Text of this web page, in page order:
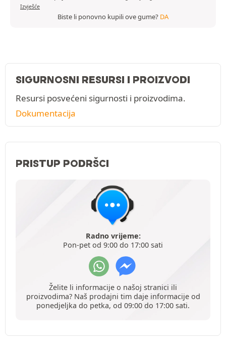
Izvješće
Biste li ponovno kupili ove gume? DA
SIGURNOSNI RESURSI I PROIZVODI
Resursi posvećeni sigurnosti i proizvodima.
Dokumentacija
PRISTUP PODRŠCI
Radno vrijeme:
Pon-pet od 9:00 do 17:00 sati
Želite li informacije o našoj stranici ili
proizvodima? Naš prodajni tim daje informacije od
ponedjeljka do petka, od 09:00 do 17:00 sati.